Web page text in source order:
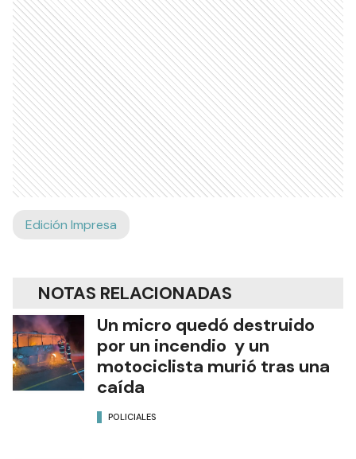
Edición Impresa
NOTAS RELACIONADAS
Un micro quedó destruido
por un incendio y un
motociclista murió tras una
caída
POLICIALES